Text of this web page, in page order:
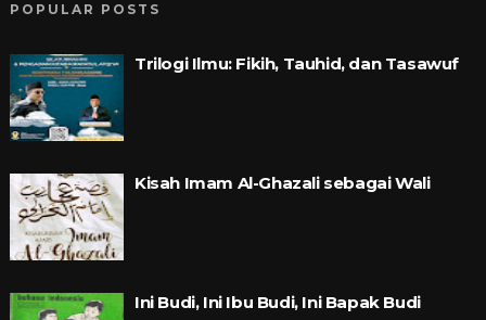
POPULAR POSTS
Trilogi Ilmu: Fikih, Tauhid, dan Tasawuf
Kisah Imam Al-Ghazali sebagai Wali
Ini Budi, Ini Ibu Budi, Ini Bapak Budi